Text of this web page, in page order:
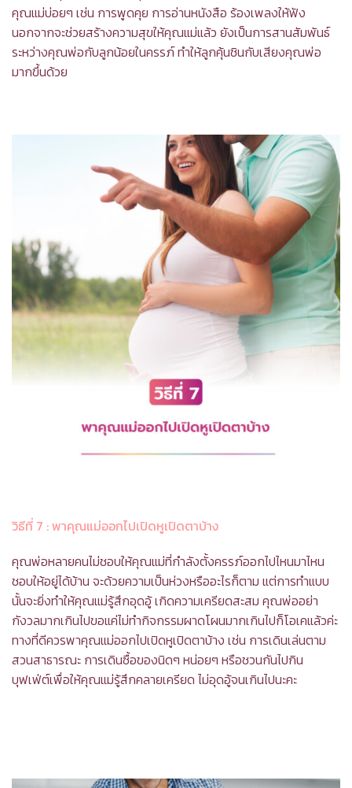
คุณแม่บ่อยๆ เช่น การพูดคุย การอ่านหนังสือ ร้องเพลงให้ฟัง
นอกจากจะช่วยสร้างความสุขให้คุณแม่แล้ว ยังเป็นการสานสัมพันธ์
ระหว่างคุณพ่อกับลูกน้อยในครรภ์ ทำให้ลูกคุ้นชินกับเสียงคุณพ่อ
มากขึ้นด้วย
วิธีที่ 7 : พาคุณแม่ออกไปเปิดหูเปิดตาบ้าง
คุณพ่อหลายคนไม่ชอบให้คุณแม่ที่กำลังตั้งครรภ์ออกไปไหนมาไหน
ชอบให้อยู่ได้บ้าน จะด้วยความเป็นห่วงหรืออะไรก็ตาม แต่การทำแบบ
นั้นจะยิ่งทำให้คุณแม่รู้สึกอุดอู้ เกิดความเครียดสะสม คุณพ่ออย่า
กังวลมากเกินไปขอแค่ไม่ทำกิจกรรมผาดโผนมากเกินไปก็โอเคแล้วค่ะ
ทางที่ดีควรพาคุณแม่ออกไปเปิดหูเปิดตาบ้าง เช่น การเดินเล่นตาม
สวนสาธารณะ การเดินซื้อของนิดๆ หน่อยๆ หรือชวนกันไปกิน
บุฟเฟ่ต์เพื่อให้คุณแม่รู้สึกคลายเครียด ไม่อุดอู้จนเกินไปนะคะ